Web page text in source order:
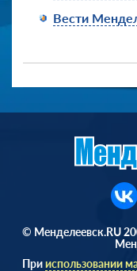
Вести
© Менделеевск.RU
Прииспользовании